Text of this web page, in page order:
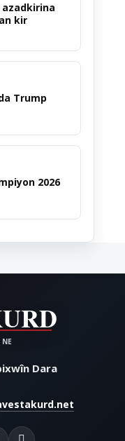
azadkirina
kir
Trump
2026
Dara